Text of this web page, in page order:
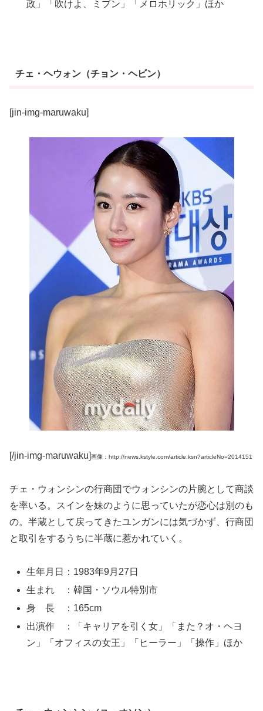
政」「吹けよ、ミプン」「メロホリック」ほか
チェ・ヘウォン（チョン・ヘビン）
[jin-img-maruwaku]
[/jin-img-maruwaku]画像：http://news.kstyle.com/article.ksn?articleNo=2014151
チェ・ウォンシンの行商団でウォンシンの片腕として商談
を率いる。スインを妹のように思っていたが恋心は別のも
の。半蔵として戻ってきたユンガンには気づかず、行商団
と取引をするうちに半蔵に惹かれていく。
生年月日：1983年9月27日
生まれ ：韓国・ソウル特別市
身 長 ：165cm
出演作 ：「キャリアを引く女」「また？オ・ヘヨ
ン」「オフィスの女王」「ヒーラー」「操作」ほか